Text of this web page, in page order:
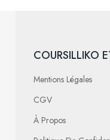
COURSILLIKO
Mentions Légales
CGV
À Propos